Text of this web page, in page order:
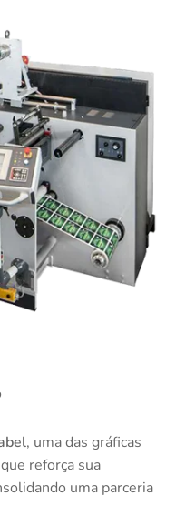
, uma das gráficas
reforça sua
uma parceria